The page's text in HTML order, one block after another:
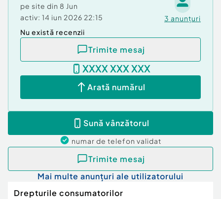
pe site din 8 Jun
activ: 14 iun 2026 22:15 3 anunțuri
Nu există recenzii
Trimite mesaj
XXXX XXX XXX
Arată numărul
Sună vânzătorul
numar de telefon validat
Trimite mesaj
Mai multe anunțuri ale utilizatorului
Drepturile consumatorilor